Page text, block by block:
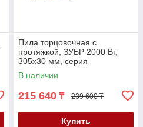
Пила торцовочная с
протяжкой, ЗУБР 2000 Вт,
305х30 мм, серия
"Профессионал" (ППТ-305-
П)
В наличии
215 640 ₸ 239 600 ₸
Купить